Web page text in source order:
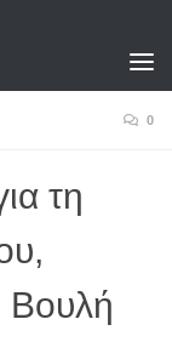
0
τη
Βουλή